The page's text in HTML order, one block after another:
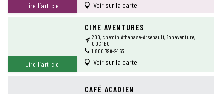
Lire l’article Voir sur la carte
Lire l’article
CIME AVENTURES
200, chemin Athanase-Arsenault, Bonaventure,
G0C 1E0
1 800 790-2463
Voir sur la carte
CAFÉ ACADIEN